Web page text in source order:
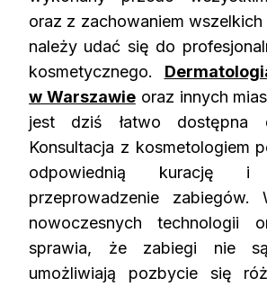
oraz z zachowaniem wszelkich
należy udać się do
kosmetycznego.
w Warszawieoraz innych
jest dziś łatwo dostępna
Konsultacja z kosmetologiem
odpowiednią kurację i
przeprowadzenie zabiegów.
nowoczesnych technologii
sprawia, że zabiegi nie
umożliwiają pozbycie się